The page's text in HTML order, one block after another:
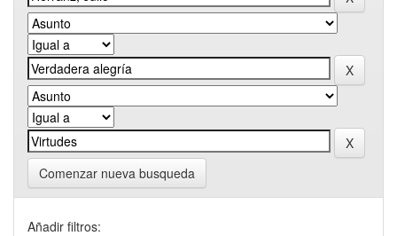
Comenzar nueva busqueda
Añadir filtros: